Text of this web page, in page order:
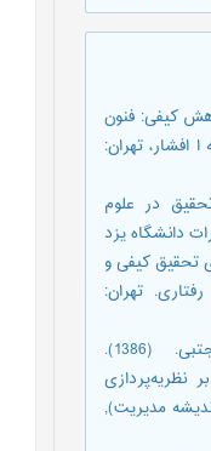
مبانی پژوهش کیفی: فنون
افشار، تهران:
تحقيق در علوم
دانشگاه يزد
تحقیق کیفی و
تهران:
دانایی‌فرد, حسن, امامی, سیدمجتبی. (1386).
مدیریت),